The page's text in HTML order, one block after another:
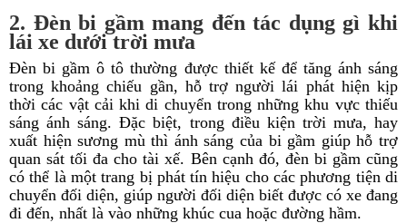
2. Đèn bi gầm mang đến tác dụng gì khi
lái xe dưới trời mưa
Đèn bi gầm ô tô thường được thiết kế để tăng ánh sáng
trong khoảng chiếu gần, hỗ trợ người lái phát hiện kịp
thời các vật cải khi di chuyển trong những khu vực thiếu
sáng ánh sáng. Đặc biệt, trong điều kiện trời mưa, hay
xuất hiện sương mù thì ánh sáng của bi gầm giúp hỗ trợ
quan sát tối đa cho tài xế. Bên cạnh đó, đèn bi gầm cũng
có thể là một trang bị phát tín hiệu cho các phương tiện di
chuyển đối diện, giúp người đối diện biết được có xe đang
đi đến, nhất là vào những khúc cua hoặc đường hầm.